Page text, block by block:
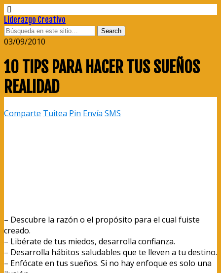
Liderazgo Creativo
03/09/2010
10 TIPS PARA HACER TUS SUEÑOS
REALIDAD
Comparte Tuitea Pin Envía SMS
– Descubre la razón o el propósito para el cual fuiste
creado.
– Libérate de tus miedos, desarrolla confianza.
– Desarrolla hábitos saludables que te lleven a tu destino.
– Enfócate en tus sueños. Si no hay enfoque es solo una